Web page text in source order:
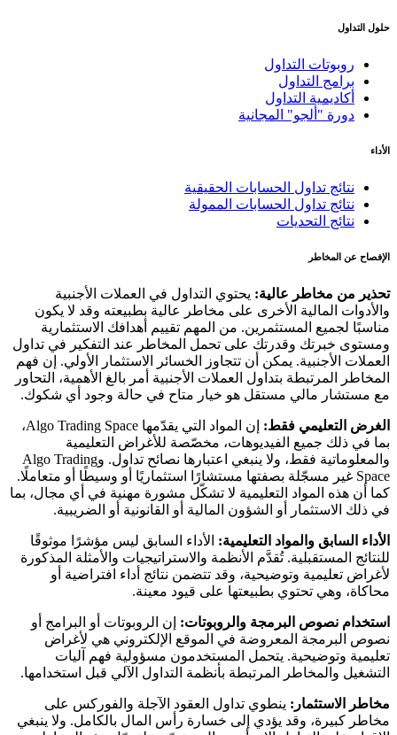
حلول التداول
روبوتات التداول
برامج التداول
أكاديمية التداول
دورة "ألجو" المجانية
الأداء
نتائج تداول الحسابات الحقيقية
نتائج تداول الحسابات الممولة
نتائج التحديات
الإفصاح عن المخاطر
تحذير من مخاطر عالية: يحتوي التداول في العملات الأجنبية
والأدوات المالية الأخرى على مخاطر عالية بطبيعته وقد لا يكون
مناسبًا لجميع المستثمرين. من المهم تقييم أهدافك الاستثمارية
ومستوى خبرتك وقدرتك على تحمل المخاطر عند التفكير في تداول
العملات الأجنبية. يمكن أن تتجاوز الخسائر الاستثمار الأولي. إن فهم
المخاطر المرتبطة بتداول العملات الأجنبية أمر بالغ الأهمية، التحاور
مع مستشار مالي مستقل هو خيار متاح في حالة وجود أي شكوك.
الغرض التعليمي فقط:
إن المواد التي يقدّمها Algo Trading Space،
بما في ذلك جميع الفيديوهات، مخصّصة للأغراض التعليمية
والمعلوماتية فقط، ولا ينبغي اعتبارها نصائح تداول. وAlgo Trading
Space غير مسجّلة بصفتها مستشارًا استثماريًا أو وسيطًا أو متعاملًا.
كما أن هذه المواد التعليمية لا تشكّل مشورة مهنية في أي مجال، بما
في ذلك الاستثمار أو الشؤون المالية أو القانونية أو الضريبية.
الأداء السابق والمواد التعليمية: الأداء السابق ليس مؤشرًا موثوقًا
للنتائج المستقبلية. تُقدَّم الأنظمة والاستراتيجيات والأمثلة المذكورة
لأغراض تعليمية وتوضيحية، وقد تتضمن نتائج أداء افتراضية أو
محاكاة، وهي تحتوي بطبيعتها على قيود معينة.
استخدام نصوص البرمجة والروبوتات: إن الروبوتات أو البرامج أو
نصوص البرمجة المعروضة في الموقع الإلكتروني هي لأغراض
تعليمية وتوضيحية. يتحمل المستخدمون مسؤولية فهم آليات
التشغيل والمخاطر المرتبطة بأنظمة التداول الآلي قبل استخدامها.
مخاطر الاستثمار: ينطوي تداول العقود الآجلة والفوركس على
مخاطر كبيرة، وقد يؤدي إلى خسارة رأس المال بالكامل. ولا ينبغي